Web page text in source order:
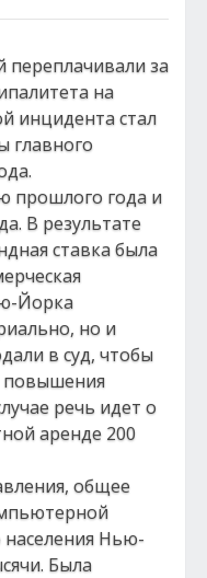
за
на
инцидента стал
главного
прошлого года и
В результате
ставка была
Йорка
но и
в суд, чтобы
повышения
речь идет о
аренде 200
общее
Нью-
Была